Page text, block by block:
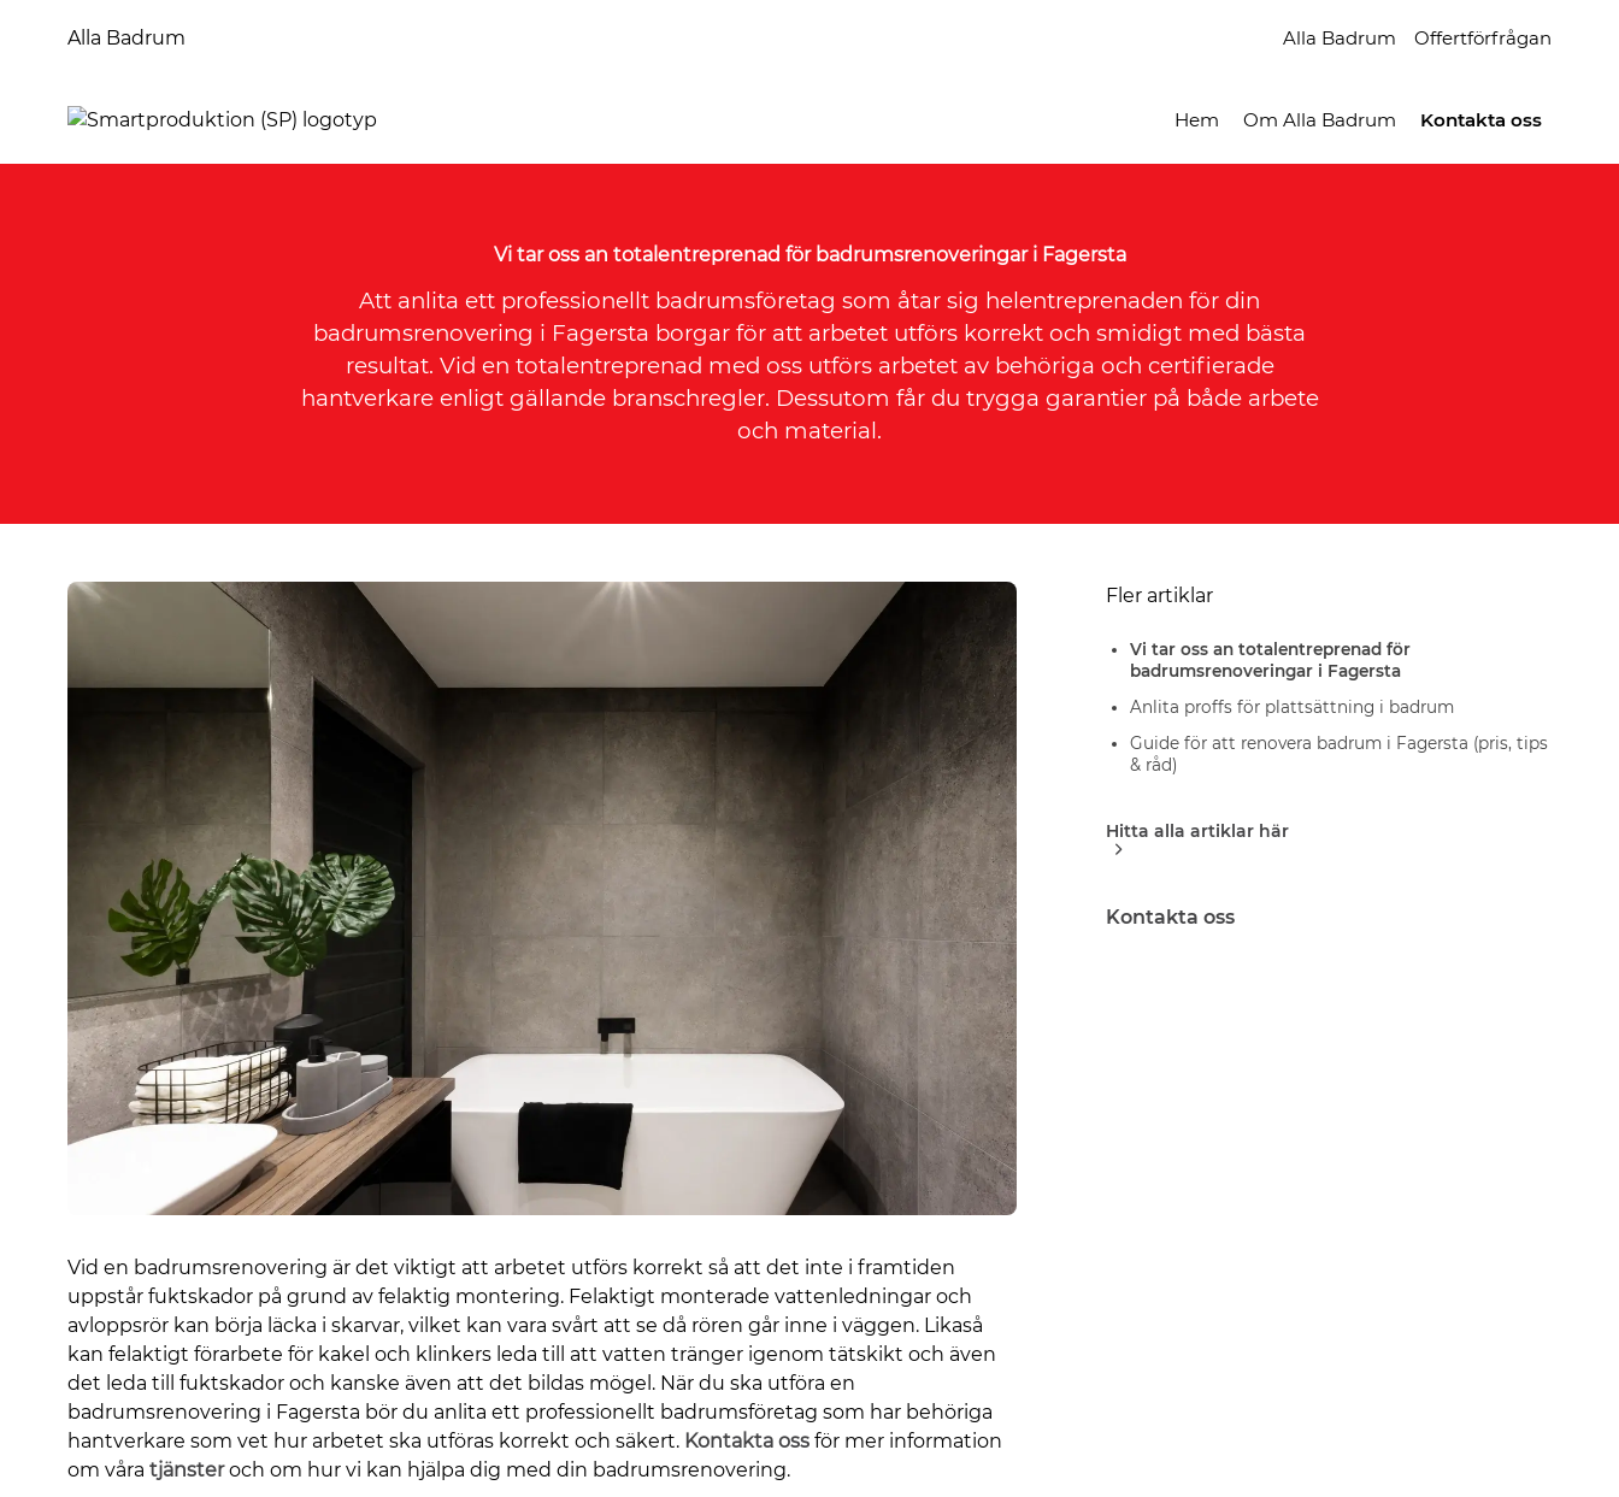
Alla Badrum Alla Badrum Offertförfrågan
Hem Om Alla Badrum Kontakta oss
Vi tar oss an totalentreprenad för badrumsrenoveringar i Fagersta
Att anlita ett professionellt badrumsföretag som åtar sig helentreprenaden för din
badrumsrenovering i Fagersta borgar för att arbetet utförs korrekt och smidigt med bästa
resultat. Vid en totalentreprenad med oss utförs arbetet av behöriga och certifierade
hantverkare enligt gällande branschregler. Dessutom får du trygga garantier på både arbete
och material.
Vid en badrumsrenovering är det viktigt att arbetet utförs korrekt så att det inte i framtiden
uppstår fuktskador på grund av felaktig montering. Felaktigt monterade vattenledningar och
avloppsrör kan börja läcka i skarvar, vilket kan vara svårt att se då rören går inne i väggen. Likaså
kan felaktigt förarbete för kakel och klinkers leda till att vatten tränger igenom tätskikt och även
det leda till fuktskador och kanske även att det bildas mögel. När du ska utföra en
badrumsrenovering i Fagersta bör du anlita ett professionellt badrumsföretag som har behöriga
hantverkare som vet hur arbetet ska utföras korrekt och säkert. Kontakta oss för mer information
om våra tjänsteroch om hur vi kan hjälpa dig med din badrumsrenovering.
Fler artiklar
Vi tar oss an totalentreprenad för
badrumsrenoveringar i Fagersta
Anlita proffs för plattsättning i badrum
Guide för att renovera badrum i Fagersta (pris, tips
& råd)
Hitta alla artiklar här
Kontakta oss